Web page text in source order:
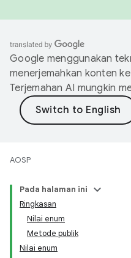
Google menggunakan
menerjemahkan konten
Terjemahan AI mungkin
AOSP
Pada halaman ini
Ringkasan
Nilai enum
Metode publik
Nilai enum